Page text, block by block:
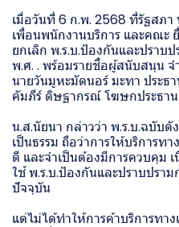
เมื่อวันที่ 6 ก.พ. 2568 ที่รัฐสภ
เพื่อนพนักงานบริการ และคณะ
ยกเลิก พ.ร.บ.ป้องกันและปราบ
พ.ศ. . พร้อมรายชื่อผู้สนับสนุน จ
นายวันมูหะมัดนอร์ มะทา ประธ
คัมภีร์ ดิษฐากรณ์ โฆษกประธา
น.ส.นัยนา กล่าวว่า พ.ร.บ.ฉบับ
เป็นธรรม ถือว่าการให้บริการท
ดี และจำเป็นต้องมีการควบคุม
ใช้ พ.ร.บ.ป้องกันและปราบปรา
ปัจจุบัน
แต่ไม่ได้ทำให้การค้าบริการทา